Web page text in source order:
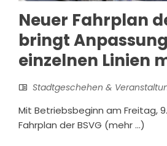
Neuer Fahrplan
bringt
einzelnen Linien
Stadtgeschehen &
Mit Betriebsbeginn am Freitag,
Fahrplan der BSVG (mehr …)